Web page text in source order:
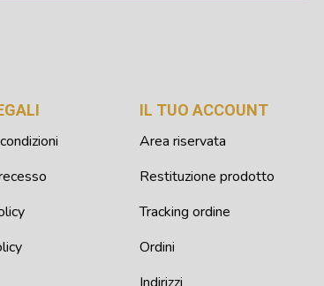
IL TUO ACCOUNT
Area riservata
Restituzione prodotto
Tracking ordine
Ordini